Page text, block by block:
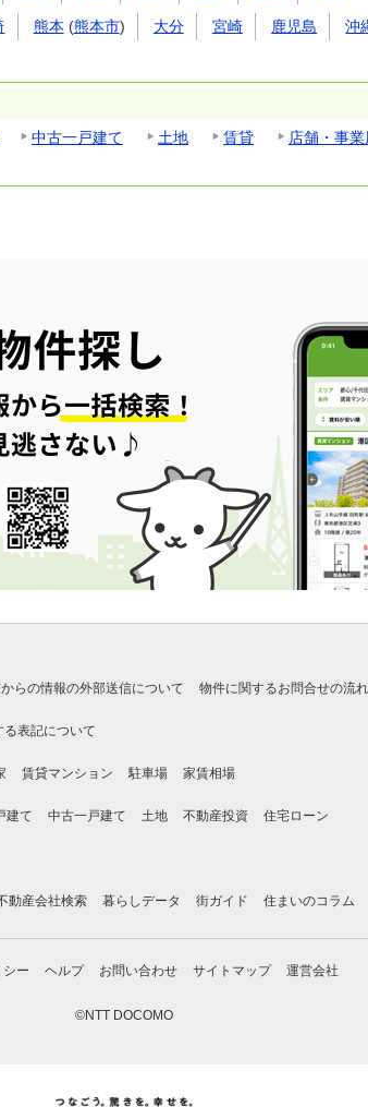
熊本 (熊本市) 大分 宮崎 鹿児島 沖
中古一戸建て 土地 賃貸
店舗・事業
らの情報の外部送信について 物件に関するお問合せの流れ
表記について
賃貸マンション 駐車場 家賃相場
建て 中古一戸建て 土地 不動産投資 住宅ローン
動産会社検索 暮らしデータ 街ガイド 住まいのコラム
シー ヘルプ お問い合わせ サイトマップ 運営会社
©NTT DOCOMO